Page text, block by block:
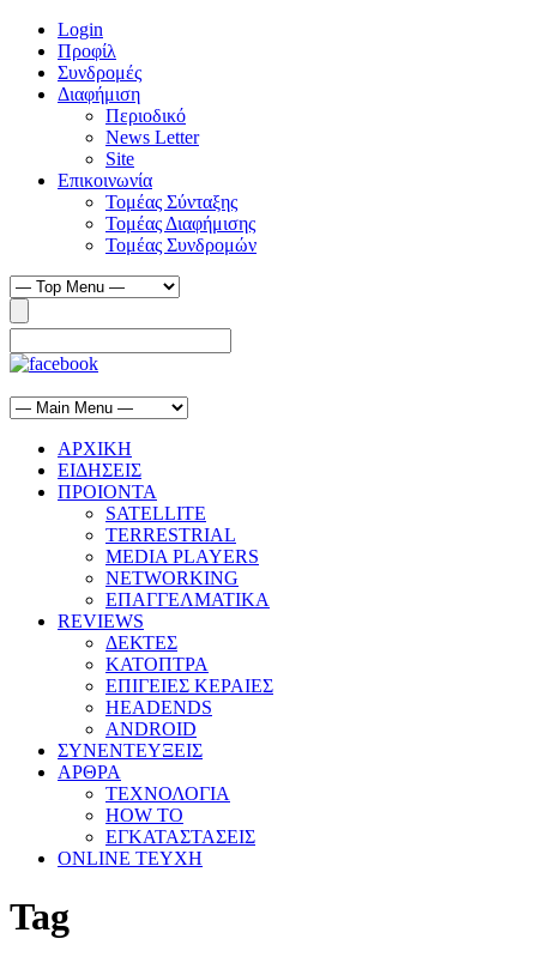
Login
Προφίλ
Συνδρομές
Διαφήμιση
Περιοδικό
News Letter
Site
Επικοινωνία
Τομέας Σύνταξης
Τομέας Διαφήμισης
Τομέας Συνδρομών
ΑΡΧΙΚΗ
ΕΙΔΗΣΕΙΣ
ΠΡΟΙΟΝΤΑ
SATELLITE
TERRESTRIAL
MEDIA PLAYERS
NETWORKING
ΕΠΑΓΓΕΛΜΑΤΙΚΑ
REVIEWS
ΔΕΚΤΕΣ
ΚΑΤΟΠΤΡΑ
ΕΠΙΓΕΙΕΣ ΚΕΡΑΙΕΣ
HEADENDS
ANDROID
ΣΥΝΕΝΤΕΥΞΕΙΣ
ΑΡΘΡΑ
ΤΕΧΝΟΛΟΓΙΑ
HOW TO
ΕΓΚΑΤΑΣΤΑΣΕΙΣ
ONLINE TEYXH
Tag